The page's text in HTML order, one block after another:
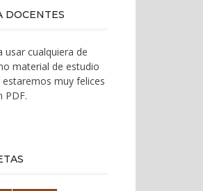
DOCENTES
usar cualquiera de
material de estudio
muy felices
PDF.